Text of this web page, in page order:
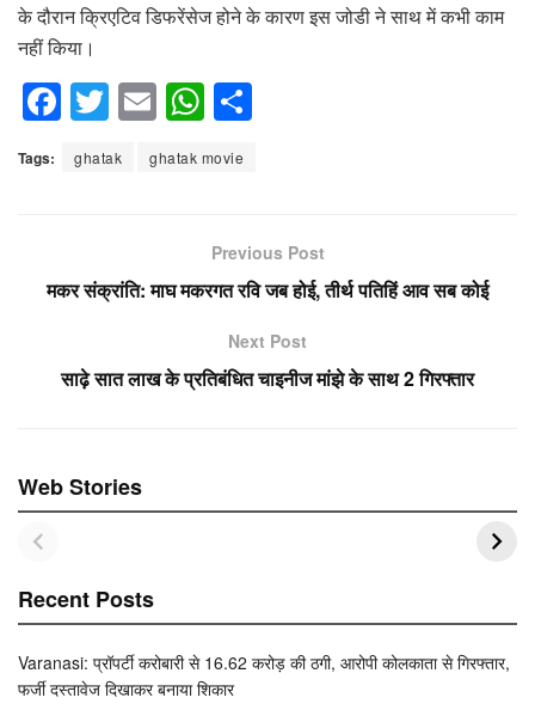
के दौरान क्रिएटिव डिफरेंसेज होने के कारण इस जोडी ने साथ में कभी काम
नहीं किया।
F
a
c
o
k
T
wi
tt
E
m
ail
W
h
at
A
p
Tags: ghatak ghatak movie
Previous Post
मकर संक्रांति: माघ मकरगत रवि जब होई, तीर्थ पतिहिं आव सब कोई
Next Post
साढ़े सात लाख के प्रतिबंधित चाइनीज मांझे के साथ 2 गिरफ्तार
Web Stories
Recent Posts
Varanasi: प्रॉपर्टी करोबारी से 16.62 करोड़ की ठगी, आरोपी कोलकाता से गिरफ्तार,
फर्जी दस्तावेज दिखाकर बनाया शिकार